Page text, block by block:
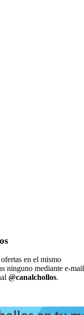
en el mismo
ninguno mediante e-mail
@canalchollos.